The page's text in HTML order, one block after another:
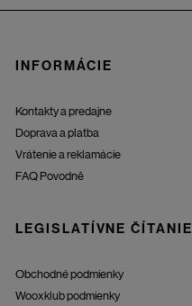
INFORMÁCIE
Kontakty a predajne
Doprava a platba
Vrátenie a reklamácie
FAQ Povodně
LEGISLATÍVNE ČÍTANIE
Obchodné podmienky
Wooxklub podmienky